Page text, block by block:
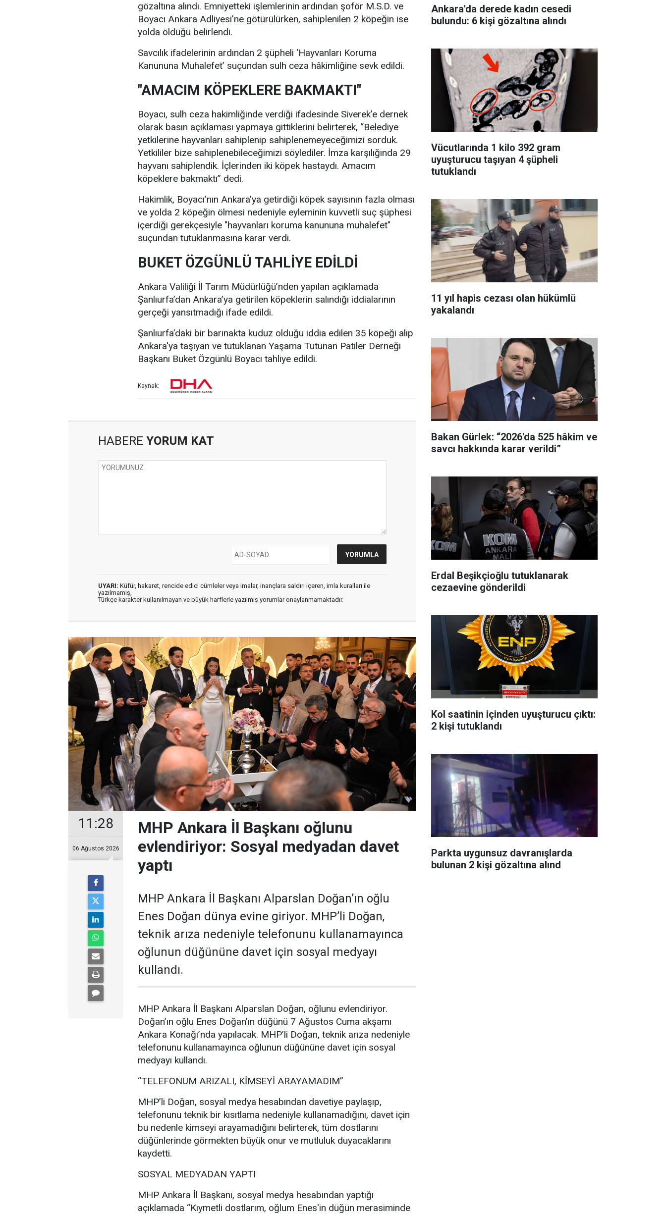
gözaltına alındı. Emniyetteki işlemlerinin ardından şoför M.S.D. ve
Boyacı Ankara Adliyesi’ne götürülürken, sahiplenilen 2 köpeğin ise
yolda öldüğü belirlendi.
Savcılık ifadelerinin ardından 2 şüpheli ‘Hayvanları Koruma
Kanununa Muhalefet’ suçundan sulh ceza hâkimliğine sevk edildi.
"AMACIM KÖPEKLERE BAKMAKTI"
Boyacı, sulh ceza hakimliğinde verdiği ifadesinde Siverek’e dernek
olarak basın açıklaması yapmaya gittiklerini belirterek, “Belediye
yetkilerine hayvanları sahiplenip sahiplenemeyeceğimizi sorduk.
Yetkililer bize sahiplenebileceğimizi söylediler. İmza karşılığında 29
hayvanı sahiplendik. İçlerinden iki köpek hastaydı. Amacım
köpeklere bakmaktı” dedi.
Hakimlik, Boyacı’nın Ankara’ya getirdiği köpek sayısının fazla olması
ve yolda 2 köpeğin ölmesi nedeniyle eyleminin kuvvetli suç şüphesi
içerdiği gerekçesiyle "hayvanları koruma kanununa muhalefet"
suçundan tutuklanmasına karar verdi.
BUKET ÖZGÜNLÜ TAHLİYE EDİLDİ
Ankara Valiliği İl Tarım Müdürlüğü’nden yapılan açıklamada
Şanlıurfa’dan Ankara’ya getirilen köpeklerin salındığı iddialarının
gerçeği yansıtmadığı ifade edildi.
Şanlıurfa’daki bir barınakta kuduz olduğu iddia edilen 35 köpeği alıp
Ankara'ya taşıyan ve tutuklanan Yaşama Tutunan Patiler Derneği
Başkanı Buket Özgünlü Boyacı tahliye edildi.
Kaynak:
HABERE YORUM KAT
UYARI: Küfür, hakaret, rencide edici cümleler veya imalar, inançlara saldırı içeren, imla kuralları ile
yazılmamış,
Türkçe karakter kullanılmayan ve büyük harflerle yazılmış yorumlar onaylanmamaktadır.
11:28
06 Ağustos 2026
MHP Ankara İl Başkanı oğlunu
evlendiriyor: Sosyal medyadan davet
yaptı
MHP Ankara İl Başkanı Alparslan Doğan’ın oğlu
Enes Doğan dünya evine giriyor. MHP’li Doğan,
teknik arıza nedeniyle telefonunu kullanamayınca
oğlunun düğününe davet için sosyal medyayı
kullandı.
MHP Ankara İl Başkanı Alparslan Doğan, oğlunu evlendiriyor.
Doğan’ın oğlu Enes Doğan’ın düğünü 7 Ağustos Cuma akşamı
Ankara Konağı’nda yapılacak. MHP’li Doğan, teknik arıza nedeniyle
telefonunu kullanamayınca oğlunun düğününe davet için sosyal
medyayı kullandı.
“TELEFONUM ARIZALI, KİMSEYİ ARAYAMADIM”
MHP’li Doğan, sosyal medya hesabından davetiye paylaşıp,
telefonunu teknik bir kısıtlama nedeniyle kullanamadığını, davet için
bu nedenle kimseyi arayamadığını belirterek, tüm dostlarını
düğünlerinde görmekten büyük onur ve mutluluk duyacaklarını
kaydetti.
SOSYAL MEDYADAN YAPTI
MHP Ankara İl Başkanı, sosyal medya hesabından yaptığı
açıklamada “Kıymetli dostlarım, oğlum Enes'in düğün merasiminde
Ankara'da derede kadın cesedi
bulundu: 6 kişi gözaltına alındı
Vücutlarında 1 kilo 392 gram
uyuşturucu taşıyan 4 şüpheli
tutuklandı
11 yıl hapis cezası olan hükümlü
yakalandı
Bakan Gürlek: “2026'da 525 hâkim ve
savcı hakkında karar verildi”
Erdal Beşikçioğlu tutuklanarak
cezaevine gönderildi
Kol saatinin içinden uyuşturucu çıktı:
2 kişi tutuklandı
Parkta uygunsuz davranışlarda
bulunan 2 kişi gözaltına alınd